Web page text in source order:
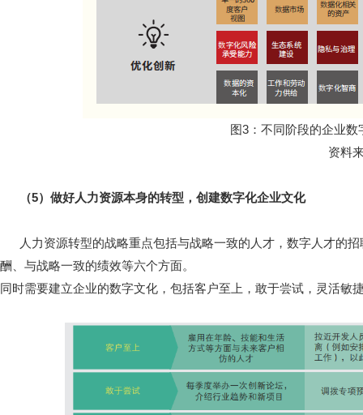
图3：不同阶段的企业数
资料
（5）做好人力资源本身的转型，创建数字化企业文化
人力资源转型的战略重点包括与战略一致的人才，数字人才的
酬、与战略一致的绩效等六个方面。
同时需要建立企业的数字文化，包括客户至上，敢于尝试，灵活敏